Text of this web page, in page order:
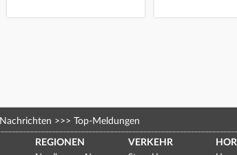
Nachrichten >>> Top-Meldungen
REGIONEN VERKEHR